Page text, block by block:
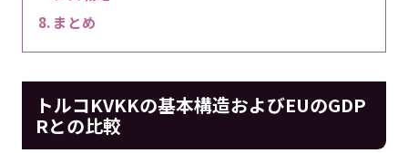
まとめ
トルコKVKKの基本構造およびEUのGDP
Rとの比較